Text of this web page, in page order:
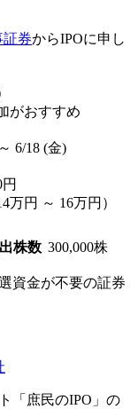
証券からIPOに申し
がおすすめ
6/18 (金)
万円 ～ 16万円）
株数 300,000株
資金が不要の証券
「庶民のIPO」の